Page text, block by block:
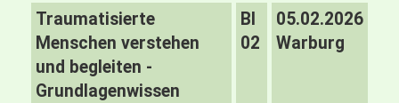
Traumatisierte
Menschen verstehen
und begleiten -
Grundlagenwissen
BI
02
05.02.2026
Warburg